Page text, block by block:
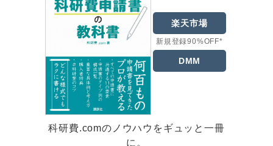
楽天市場
新規登録90%OFF*
DMM
科研費.comのノウハウをギュッと一冊
に。